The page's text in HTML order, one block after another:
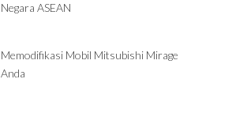
Negara ASEAN
Memodifikasi Mobil Mitsubishi Mirage
Anda